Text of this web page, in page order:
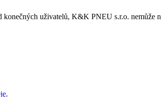
uživatelů, K&K PNEU s.r.o. nemůže
.